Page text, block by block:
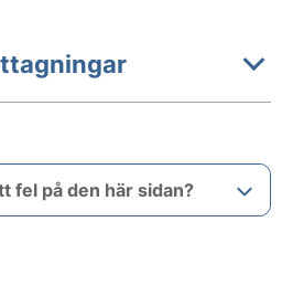
fel på den här sidan?